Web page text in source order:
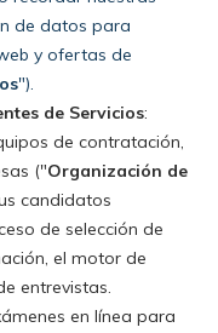
de datos para
y ofertas de
").
de Servicios:
de contratación,
("Organización de
candidatos
de selección de
el motor de
entrevistas.
en línea para